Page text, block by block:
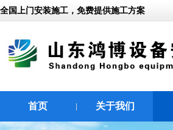
全国上门安装施工，免费提供施工方案
首页 关于我们